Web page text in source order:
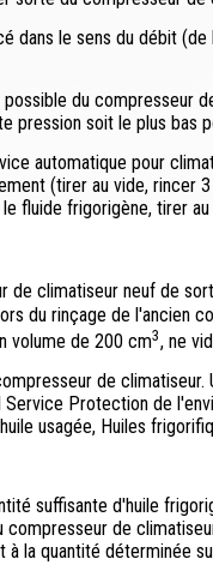
dans le sens du débit
du compresseur
pression soit le plus bas
automatique pour
(tirer au vide, rincer
fluide frigorigène, tirer au
de climatiseur neuf de
du rinçage de l'ancien
volume de 200 cm3, ne
de climatiseur.
Protection de
usagée, Huiles
suffisante d'huile
compresseur de
la quantité déterminée